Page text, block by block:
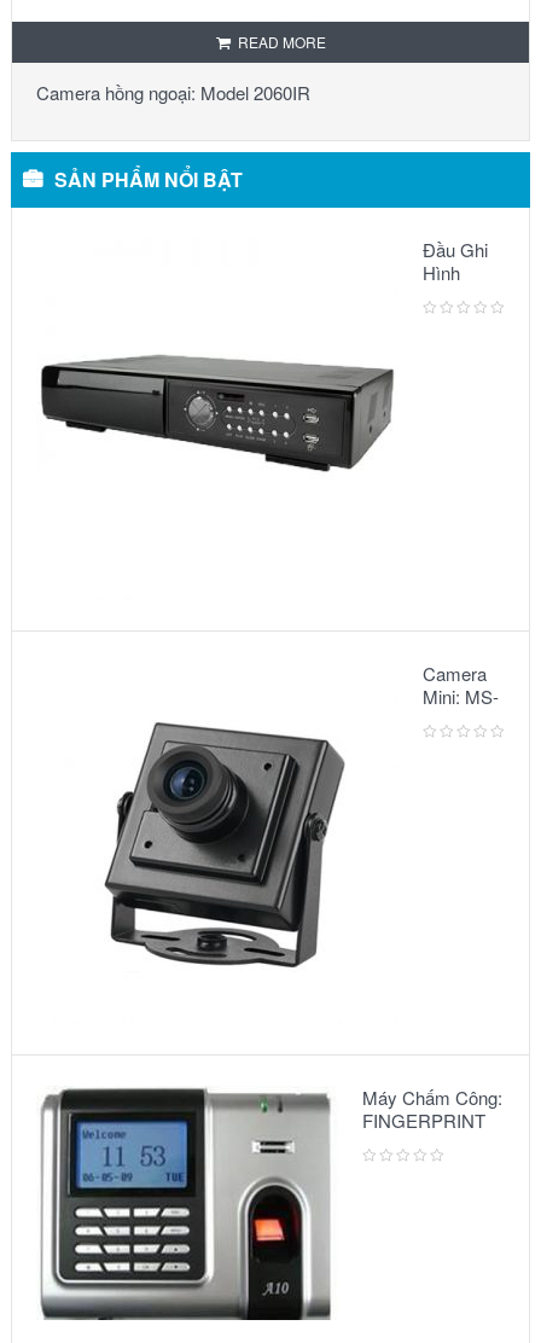
READ MORE
Camera hồng ngoại: Model 2060IR
SẢN PHẨM NỔI BẬT
Đầu Ghi
Hình
Camera:
MODEL
Camera
Mini: MS-
5068
Máy Chấm Công:
FINGERPRINT
A10